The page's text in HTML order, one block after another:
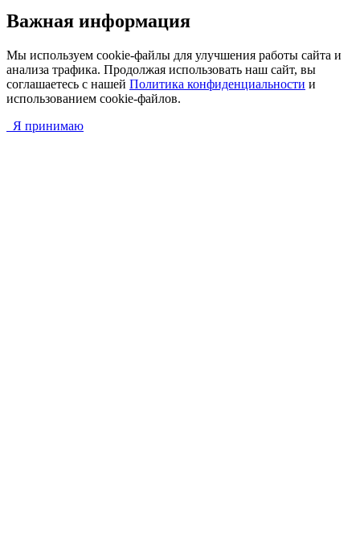
Важная информация
Мы используем cookie-файлы для улучшения работы сайта и
анализа трафика. Продолжая использовать наш сайт, вы
соглашаетесь с нашей Политика конфиденциальности и
использованием cookie-файлов.
Я принимаю